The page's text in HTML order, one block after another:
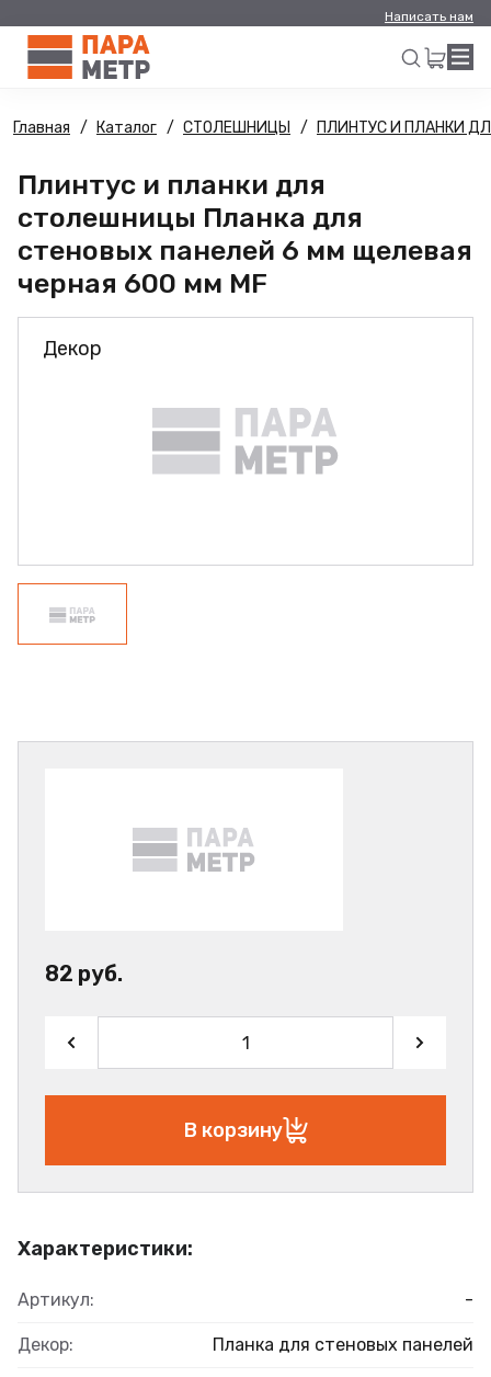
Написать нам
Искать
Главная Каталог СТОЛЕШНИЦЫ ПЛИНТУС И ПЛАНКИ
Плинтус и планки для
столешницы Планка для
стеновых панелей 6 мм щелевая
черная 600 мм MF
Декор
Характеристики:
Артикул: -
Декор: Планка для стеновых панелей
82 руб.
В корзину